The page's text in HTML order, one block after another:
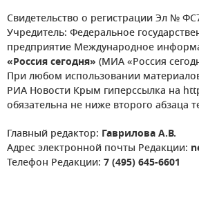
Свидетельство о регистрации Эл №
Учредитель: Федеральное
предприятие Международное
«Россия сегодня» (МИА «Россия
При любом использовании
РИА Новости Крым гиперссылка на
обязательна не ниже второго абзаца
Главный редактор: Гаврилова А.В.
Адрес электронной почты Редакции:
Телефон Редакции: 7 (495) 645-6601